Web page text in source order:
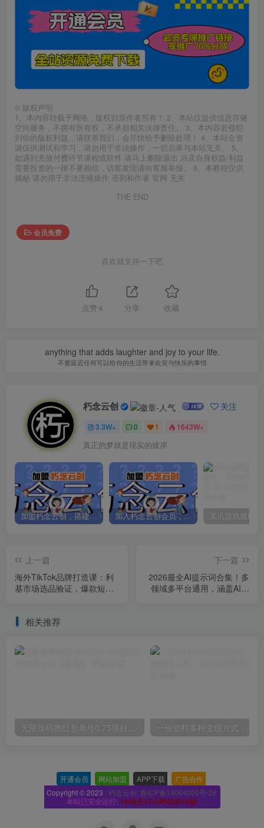
© 版权声明
1、本内容转载于网络，版权归原作者所有！ 2、本站仅提供信息存储
空间服务，不拥有所有权，不承担相关法律责任。 3、本内容若侵犯
到你的版权利益，请联系我们，会尽快给予删除处理！ 4、本站全资
源仅供测试和学习，请勿用于非法操作，一切后果与本站无关。 5、
如遇到充值付费环节课程或软件 请马上删除退出 涉及自身权益/利益
需要投资的一律不要相信，访客发现请向客服举报。 6、本教程仅供
揭秘 请勿用于非法违规操作 否则和作者 官网 无关
THE END
会员免费
喜欢就支持一下吧
点赞 4 分享 收藏
anything that adds laughter and joy to your life.
不要延迟任何可以给你的生活带来欢笑与快乐的事情
朽念云创 关注
3.3W+ 0 1 1643W+
真正的梦就是现实的彼岸
加盟朽念云创，搭建同款项目资源站，实现日入2000+ 加入朽念云创会员，全站资源免费学习。
上一篇
海外TikTok品牌打造课：利
基市场选品验证，爆款短视
下一篇
2026最全AI提示词合集！多
领域多平台通用，涵盖AI绘
相关推荐
开通会员 网站加盟 APP下载 广告合作
Copyright © 2023 · 朽念云创· 鲁ICP备19064000号-26
本站已安全运行: 1640天17小时42分19秒